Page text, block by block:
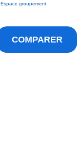
Espace groupement
COMPARER